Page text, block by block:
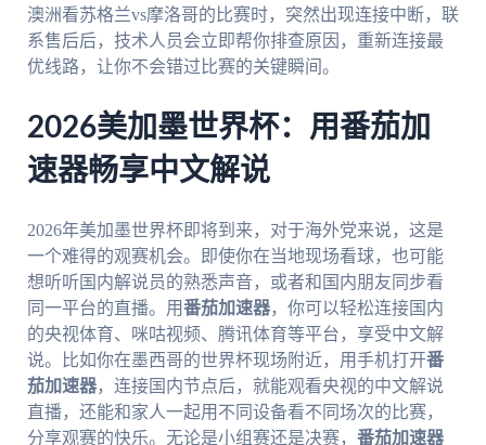
澳洲看苏格兰vs摩洛哥的比赛时，突然出现连接中断，联
系售后后，技术人员会立即帮你排查原因，重新连接最
优线路，让你不会错过比赛的关键瞬间。
2026美加墨世界杯：用番茄加
速器畅享中文解说
2026年美加墨世界杯即将到来，对于海外党来说，这是
一个难得的观赛机会。即使你在当地现场看球，也可能
想听听国内解说员的熟悉声音，或者和国内朋友同步看
同一平台的直播。用番茄加速器，你可以轻松连接国内
的央视体育、咪咕视频、腾讯体育等平台，享受中文解
说。比如你在墨西哥的世界杯现场附近，用手机打开番
茄加速器，连接国内节点后，就能观看央视的中文解说
直播，还能和家人一起用不同设备看不同场次的比赛，
分享观赛的快乐。无论是小组赛还是决赛， 番茄加速器